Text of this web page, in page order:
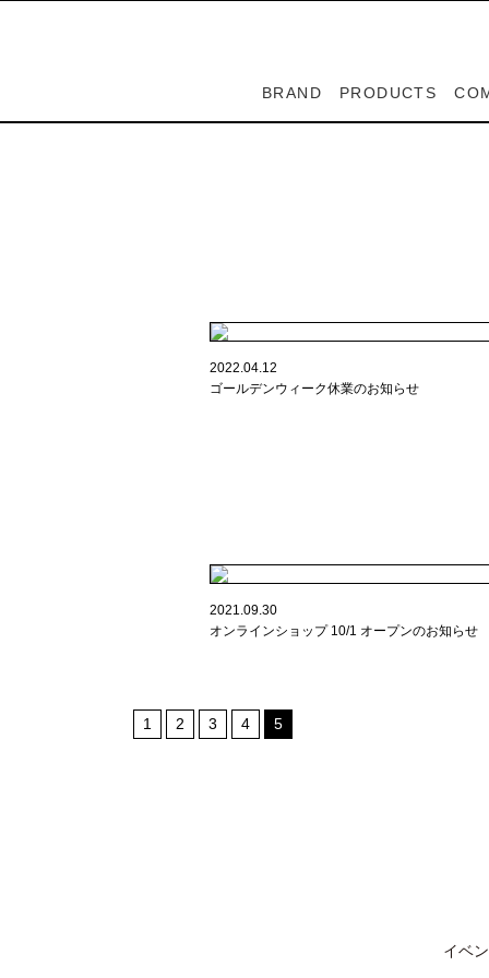
BRAND
SPIGA
PEDRALI
LAPALMA
CASABLANCA
ZOEPPRITZ
PRODUCTS
SPIGA
ADVANCE
PEDRALI
LAPALMA
CASABLANCA
ZOEPPRITZ
2022.04.12
ゴールデンウィーク休業のお知らせ
2021.09.30
オンラインショップ 10/1 オープンのお知らせ
1 2 3 4 5
イベ